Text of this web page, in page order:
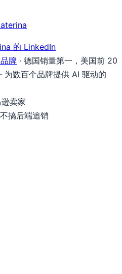
的 LinkedIn
牌 · 德国销量第一，美国前 20
数百个品牌提供 AI 驱动的
卖家
搞后端追销